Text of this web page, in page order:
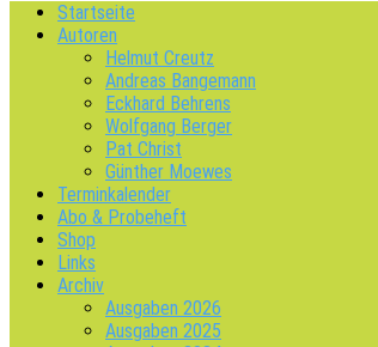
Startseite
Autoren
Helmut Creutz
Andreas Bangemann
Eckhard Behrens
Wolfgang Berger
Pat Christ
Günther Moewes
Terminkalender
Abo & Probeheft
Shop
Links
Archiv
Ausgaben 2026
Ausgaben 2025